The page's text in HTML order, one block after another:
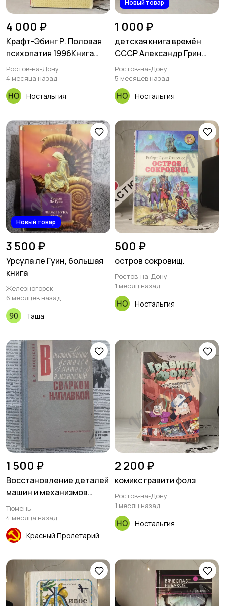
4 000 ₽
Крафт-Эбинг Р. Половая
психопатия 1996Книга
внутри в идеальном
состоянии.Потрёпана
суперобложка, есть
небольшой загиб твёрдой
Ростов-на-Дону
4 месяца назад
Ностальгия
Новый товар
1 000 ₽
детская книга времён
СССР Александр Грин
алые паруса
Ростов-на-Дону
5 месяцев назад
Ностальгия
Новый товар
3 500 ₽
Урсула ле Гуин, большая
книга
Железногорск
6 месяцев назад
Таша
500 ₽
остров сокровищ.
Ростов-на-Дону
1 месяц назад
Ностальгия
1 500 ₽
Восстановление деталей
машин и механизмов
сваркой и наплавкой
Тюмень
4 месяца назад
Красный Пролетарий
2 200 ₽
комикс гравити фолз
Ростов-на-Дону
1 месяц назад
Ностальгия